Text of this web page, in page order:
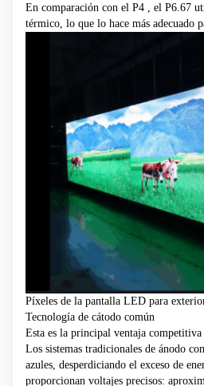
En comparación con el P4 , el P6.67
térmico, lo que lo hace más adecuado
Píxeles de la pantalla LED para
Tecnología de cátodo común
Esta es la principal ventaja
Los sistemas tradicionales de ánodo
azules, desperdiciando el exceso de
proporcionan voltajes precisos: